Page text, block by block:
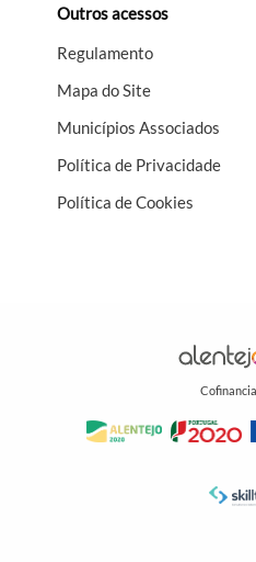
Outros acessos
Regulamento
Mapa do Site
Municípios Associados
Política de Privacidade
Política de Cookies